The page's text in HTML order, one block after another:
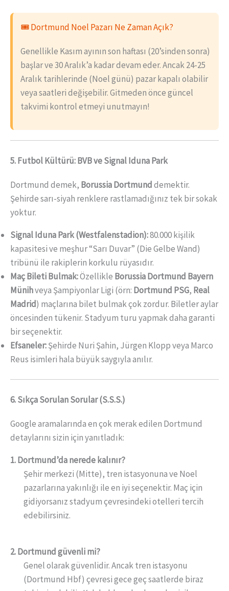
🎟️ Dortmund Noel Pazarı Ne Zaman Açık?
Genellikle Kasım ayının son haftası (20’sinden sonra)
başlar ve 30 Aralık’a kadar devam eder. Ancak 24-25
Aralık tarihlerinde (Noel günü) pazar kapalı olabilir
veya saatleri değişebilir. Gitmeden önce güncel
takvimi kontrol etmeyi unutmayın!
5. Futbol Kültürü: BVB ve Signal Iduna Park
Dortmund demek, Borussia Dortmunddemektir.
Şehirde sarı-siyah renklere rastlamadığınız tek bir sokak
yoktur.
Signal Iduna Park (Westfalenstadion):80.000 kişilik
kapasitesi ve meşhur “Sarı Duvar” (Die Gelbe Wand)
tribünü ile rakiplerin korkulu rüyasıdır.
Maç Bileti Bulmak:Özellikle Borussia Dortmund Bayern
Münihveya Şampiyonlar Ligi (örn: Dortmund PSG, Real
Madrid) maçlarına bilet bulmak çok zordur. Biletler aylar
öncesinden tükenir. Stadyum turu yapmak daha garanti
bir seçenektir.
Efsaneler:Şehirde Nuri Şahin, Jürgen Klopp veya Marco
Reus isimleri hala büyük saygıyla anılır.
6. Sıkça Sorulan Sorular (S.S.S.)
Google aramalarında en çok merak edilen Dortmund
detaylarını sizin için yanıtladık:
1. Dortmund’da nerede kalınır?
Şehir merkezi (Mitte), tren istasyonuna ve Noel
pazarlarına yakınlığı ile en iyi seçenektir. Maç için
gidiyorsanız stadyum çevresindeki otelleri tercih
edebilirsiniz.
2. Dortmund güvenli mi?
Genel olarak güvenlidir. Ancak tren istasyonu
(Dortmund Hbf) çevresi gece geç saatlerde biraz